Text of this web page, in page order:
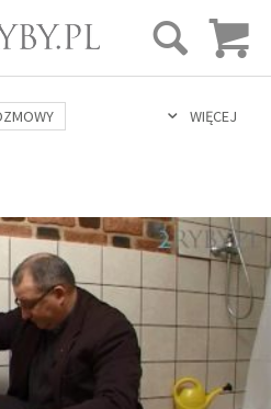
GŁÓWNA
BLOG
SKLEP
WIĘCEJ
NAUKA BIBLIA
RELIGIE FILOZOFIA
IN VITRO ADOPCJA